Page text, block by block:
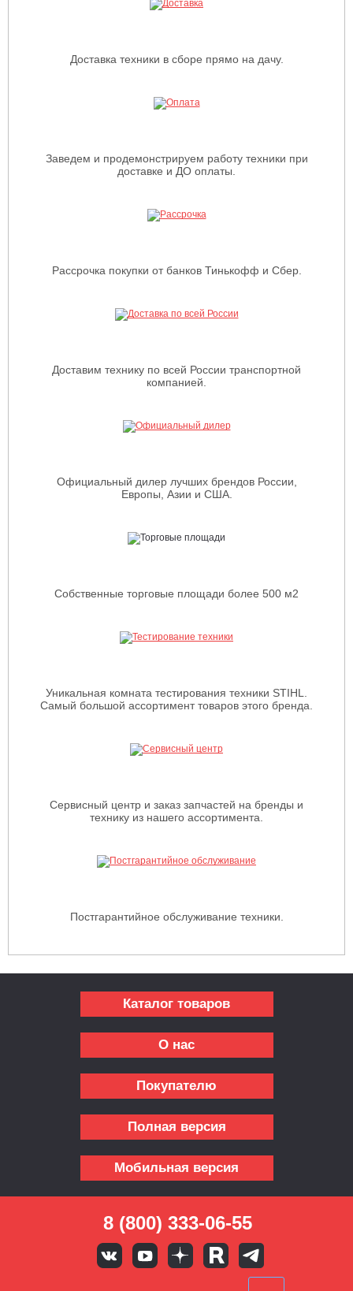
Доставка техники в сборе прямо на дачу.
Заведем и продемонстрируем работу техники при
доставке и ДО оплаты.
Рассрочка покупки от банков Тинькофф и Сбер.
Доставим технику по всей России транспортной
компанией.
Официальный дилер лучших брендов России,
Европы, Азии и США.
Собственные торговые площади более 500 м2
Уникальная комната тестирования техники STIHL.
Самый большой ассортимент товаров этого бренда.
Сервисный центр и заказ запчастей на бренды и
технику из нашего ассортимента.
Постгарантийное обслуживание техники.
Каталог товаров
О нас
Покупателю
Полная версия
Мобильная версия
8 (800) 333-06-55